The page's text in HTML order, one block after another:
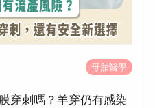
母胎醫學
穿刺嗎？羊穿仍有感染